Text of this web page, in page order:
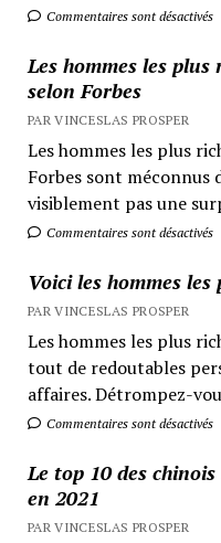
Commentaires sont désactivés
Les hommes les plus
selon Forbes
PAR VINCESLAS PROSPER
Les hommes les plus
Forbes sont méconnus
visiblement pas une
Commentaires sont désactivés
Voici les hommes
PAR VINCESLAS PROSPER
Les hommes les plus
tout de redoutables
affaires. Détrompez-
Commentaires sont désactivés
Le top 10 des
en 2021
PAR VINCESLAS PROSPER